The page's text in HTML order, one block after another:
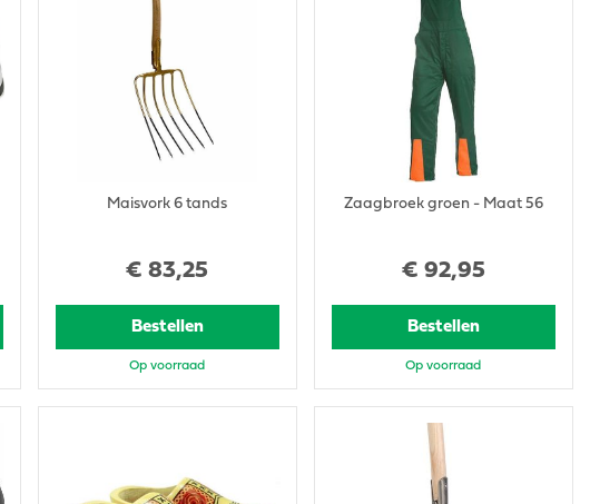
€ 83,25
Maisvork 6 tands
Bestellen
Op voorraad
€ 92,95
Zaagbroek groen - Maat 56
Bestellen
Op voorraad